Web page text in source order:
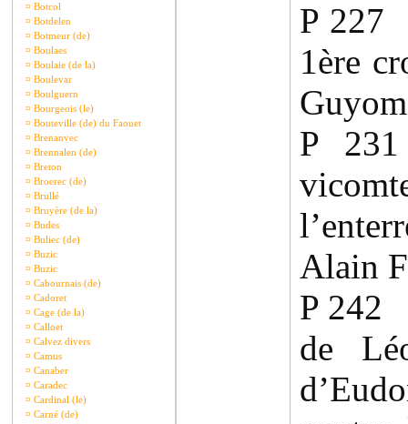
¤ Botcol
¤ Botdelen
¤ Botmeur (de)
¤ Boulaes
¤ Boulaie (de la)
¤ Boulevar
¤ Boulguern
¤ Bourgeois (le)
¤ Bouteville (de) du Faouet
¤ Brenanvec
¤ Brennalen (de)
¤ Breton
¤ Broerec (de)
¤ Brullé
¤ Bruyère (de la)
¤ Budes
¤ Buliec (de)
¤ Buzic
¤ Buzic
¤ Cabournais (de)
¤ Cadoret
¤ Cage (de la)
¤ Calloet
¤ Calvez divers
¤ Camus
¤ Canaber
¤ Caradec
¤ Cardinal (le)
¤ Carné (de)
P 227
1ère
P
Alain
P 242
de